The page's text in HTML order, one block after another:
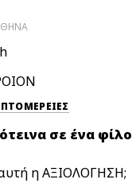
σε ένα φίλο
η ΑΞΙΟΛΟΓΗΣΗ;